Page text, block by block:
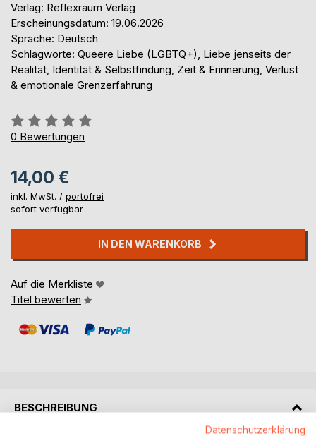
Verlag: Reflexraum Verlag
Erscheinungsdatum: 19.06.2026
Sprache: Deutsch
Schlagworte: Queere Liebe (LGBTQ+), Liebe jenseits der
Realität, Identität & Selbstfindung, Zeit & Erinnerung, Verlust
& emotionale Grenzerfahrung
Bewertung::
0%
0 Bewertungen
14,00 €
inkl. MwSt. / portofrei
sofort verfügbar
IN DEN WARENKORB
Auf die Merkliste
Titel bewerten
BESCHREIBUNG
Datenschutzerklärung